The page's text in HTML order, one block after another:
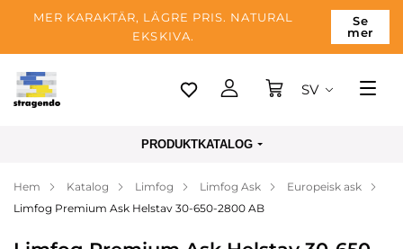
MER KARAKTÄR, LÄGRE PRIS. NATURAL
EKSKIVA.
Se
mer
Tallinn
Betalning
SV
PRODUKTKATALOG
Hem Katalog Limfog Limfog Ask
Europeisk ask
Limfog Premium Ask Helstav 30-650-2800 AB